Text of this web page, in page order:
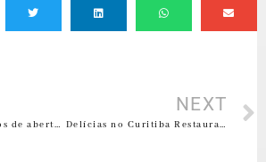
Carnaval – horários de abertura
NEXT
Delícias no Curitiba Restaurant Week 2012